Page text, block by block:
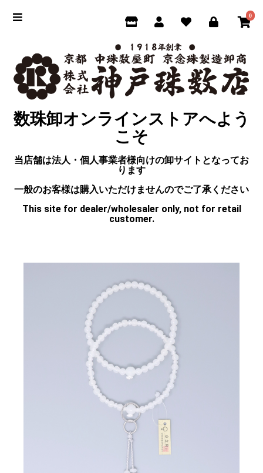
0
数珠卸オンラインストアへよう
こそ
当店舗は法人・個人事業者様向けの卸サイトとなってお
ります
一般のお客様は購入いただけませんのでご了承ください
This site for dealer/wholesaler only, not for retail
customer.